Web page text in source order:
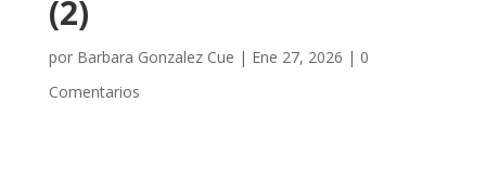
(2)
por Barbara Gonzalez Cue | Ene 27, 2026 | 0
Comentarios